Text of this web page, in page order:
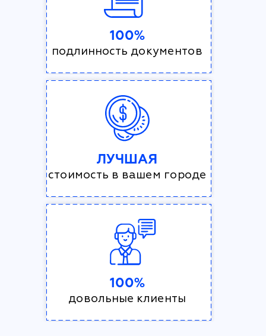
100%
подлинность документов
ЛУЧШАЯ
стоимость в вашем городе
100%
довольные клиенты